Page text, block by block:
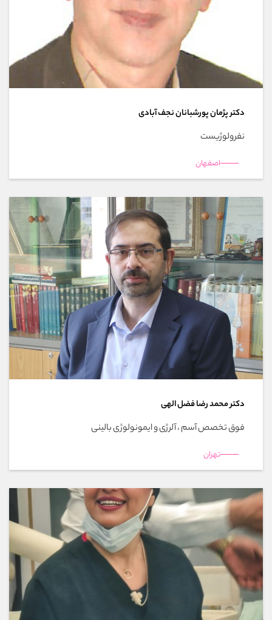
دکتر پژمان پورشبانان نجف آبادی
نفرولوژیست
اصفهان
دکتر محمد رضا فضل الهی
فوق تخصص آسم ، آلرژی و ایمونولوژی بالینی
تهران